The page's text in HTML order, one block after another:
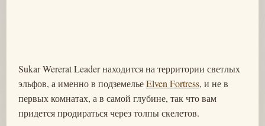
Sukar Wererat Leader находится на территории светлых
эльфов, а именно в подземельеElven Fortress, и не в
первых комнатах, а в самой глубине, так что вам
придется продираться через толпы скелетов.